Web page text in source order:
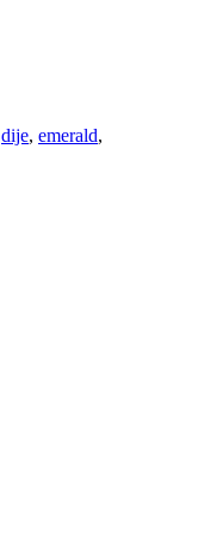
dije, emerald,